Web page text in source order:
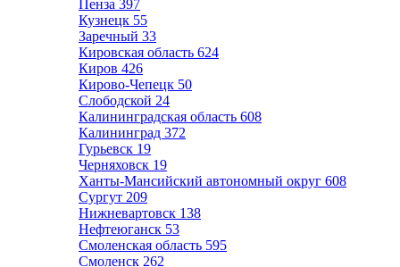
Пенза 397
Кузнецк 55
Заречный 33
Кировская область 624
Киров 426
Кирово-Чепецк 50
Слободской 24
Калининградская область 608
Калининград 372
Гурьевск 19
Черняховск 19
Ханты-Мансийский автономный округ 608
Сургут 209
Нижневартовск 138
Нефтеюганск 53
Смоленская область 595
Смоленск 262